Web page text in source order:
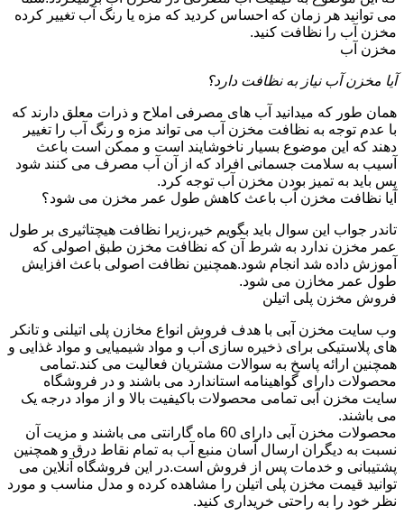
می توانید هر زمان که احساس کردید که مزه یا رنگ آب تغییر کرده
مخزن آب را نظافت کنید.
مخزن آب
آیا مخزن آب نیاز به نظافت دارد؟
همان طور که میدانید آب های مصرفی املاح و ذرات معلق دارند که
با عدم توجه به نظافت مخزن آب می تواند مزه و رنگ آب را تغییر
دهند که این موضوع بسیار ناخوشایند است و ممکن است باعث
آسیب به سلامت جسمانی افراد که از آن آب مصرف می کنند شود
پس باید به تمیز بودن مخزن آب توجه کرد.
آیا نظافت مخزن آب باعث کاهش طول عمر مخزن می شود؟
تاندر جواب این سوال باید بگویم خیر،زیرا نظافت هیچتاثیری بر طول
عمر مخزن ندارد به شرط آن که نظافت مخزن طبق اصولی که
آموزش داده شد انجام شود.همچنین نظافت اصولی باعث افزایش
طول عمر مخازن می شود.
فروش مخزن پلی اتیلن
وب سایت مخزن آبی با هدف فروش انواع مخازن پلی اتیلنی و تانکر
های پلاستیکی برای ذخیره سازی آب و مواد شیمیایی و مواد غذایی و
همچنین ارائه پاسخ به سوالات مشتریان فعالیت می کند.تمامی
محصولات دارای گواهینامه استاندارد می باشند و در فروشگاه
سایت مخزن آبی تمامی محصولات باکیفیت بالا و از مواد درجه یک
می باشند.
محصولات مخزن آبی دارای 60 ماه گارانتی می باشند و مزیت آن
نسبت به دیگران ارسال آسان منبع آب به تمام نقاط درق و همچنین
پشتیبانی و خدمات پس از فروش است.در این فروشگاه آنلاین می
توانید قیمت مخزن پلی اتیلن را مشاهده کرده و مدل مناسب و مورد
نظر خود را به راحتی خریداری کنید.